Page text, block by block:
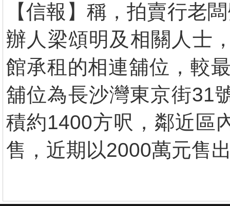
【信報】稱，拍賣行老
辦人梁頌明及相關人士
館承租的相連舖位，較
舖位為長沙灣東京街31
積約1400方呎，鄰近區
售，近期以2000萬元售